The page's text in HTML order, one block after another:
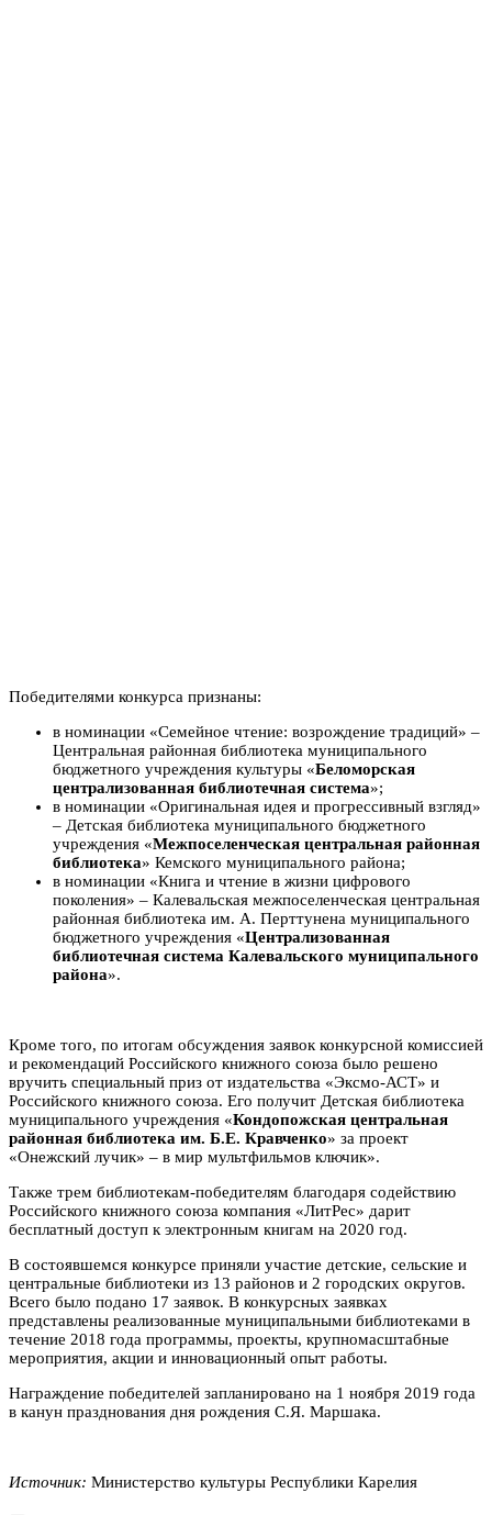
Победителями конкурса признаны:
в номинации «Семейное чтение: возрождение традиций» –
Центральная районная библиотека муниципального
бюджетного учреждения культуры «Беломорская
централизованная библиотечная система»;
в номинации «Оригинальная идея и прогрессивный взгляд»
– Детская библиотека муниципального бюджетного
учреждения «Межпоселенческая центральная районная
библиотека» Кемского муниципального района;
в номинации «Книга и чтение в жизни цифрового
поколения» – Калевальская межпоселенческая центральная
районная библиотека им. А. Перттунена муниципального
бюджетного учреждения «Централизованная
библиотечная система Калевальского муниципального
района».
Кроме того, по итогам обсуждения заявок конкурсной комиссией
и рекомендаций Российского книжного союза было решено
вручить специальный приз от издательства «Эксмо-АСТ» и
Российского книжного союза. Его получит Детская библиотека
муниципального учреждения «Кондопожская центральная
районная библиотека им. Б.Е. Кравченко» за проект
«Онежский лучик» – в мир мультфильмов ключик».
Также трем библиотекам-победителям благодаря содействию
Российского книжного союза компания «ЛитРес» дарит
бесплатный доступ к электронным книгам на 2020 год.
В состоявшемся конкурсе приняли участие детские, сельские и
центральные библиотеки из 13 районов и 2 городских округов.
Всего было подано 17 заявок. В конкурсных заявках
представлены реализованные муниципальными библиотеками в
течение 2018 года программы, проекты, крупномасштабные
мероприятия, акции и инновационный опыт работы.
Награждение победителей запланировано на 1 ноября 2019 года
в канун празднования дня рождения С.Я. Маршака.
Источник: Министерство культуры Республики Карелия